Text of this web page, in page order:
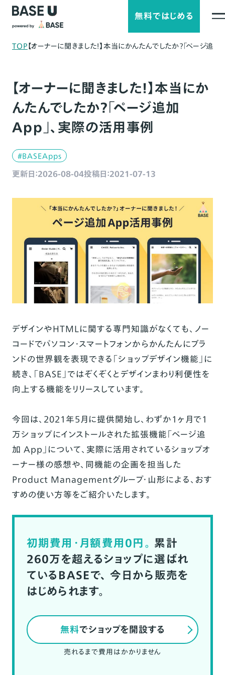
無料ではじめる
TOP【オーナーに聞きました！】本当にかんたんでしたか？「ページ
【オーナーに聞きました！】本当にか
んたんでしたか？「ページ追加
App」、実際の活用事例
#BASEApps
更新日：2026-08-04投稿日：2021-07-13
デザインやHTMLに関する専門知識がなくても、ノー
コードでパソコン・スマートフォンからかんたんにブラ
ンドの世界観を表現できる「ショップデザイン機能 」に
続き、「BASE」ではぞくぞくとデザインまわり利便性を
向上する機能をリリースしています。
今回は、2021年5月に提供開始し、わずか1ヶ月で1
万ショップにインストールされた拡張機能「ページ追
加 App 」について、実際に活用されているショップオ
ーナー様の感想や、同機能の企画を担当した
Product Managementグループ・山形による、おす
すめの使い方等をご紹介いたします。
初期費用・月額費用0円。 累計
260万を超えるショップに選ばれ
ているBASEで、 今日から販売を
はじめられます。
無料でショップを開設する
売れるまで費用はかかりません